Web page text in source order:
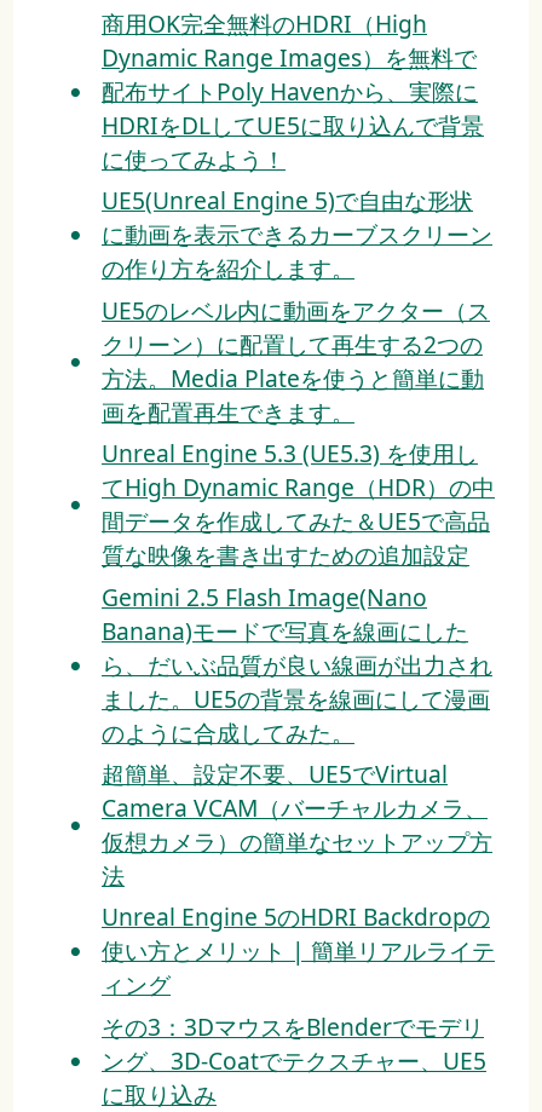
商用OK完全無料のHDRI（High
Dynamic Range Images）を無料で
配布サイトPoly Havenから、実際に
HDRIをDLしてUE5に取り込んで背景
に使ってみよう！
UE5(Unreal Engine 5)で自由な形状
に動画を表示できるカーブスクリーン
の作り方を紹介します。
UE5のレベル内に動画をアクター（ス
クリーン）に配置して再生する2つの
方法。Media Plateを使うと簡単に動
画を配置再生できます。
Unreal Engine 5.3 (UE5.3) を使用し
てHigh Dynamic Range（HDR）の中
間データを作成してみた＆UE5で高品
質な映像を書き出すための追加設定
Gemini 2.5 Flash Image(Nano
Banana)モードで写真を線画にした
ら、だいぶ品質が良い線画が出力され
ました。UE5の背景を線画にして漫画
のように合成してみた。
超簡単、設定不要、UE5でVirtual
Camera VCAM（バーチャルカメラ、
仮想カメラ）の簡単なセットアップ方
法
Unreal Engine 5のHDRI Backdropの
使い方とメリット | 簡単リアルライテ
ィング
その3：3DマウスをBlenderでモデリ
ング、3D-Coatでテクスチャー、UE5
に取り込み